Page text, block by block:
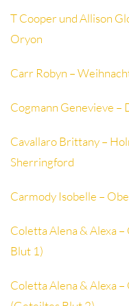
T Cooper und Allison
Oryon
Carr Robyn –
Cogmann Genevieve –
Cavallaro Brittany –
Sherringford
Carmody Isobelle –
Coletta Alena & Alexa
Blut 1)
Coletta Alena & Alexa